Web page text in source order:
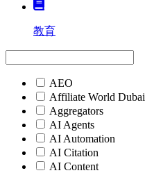
教育
AEO
Affiliate World Dubai
Aggregators
AI Agents
AI Automation
AI Citation
AI Content